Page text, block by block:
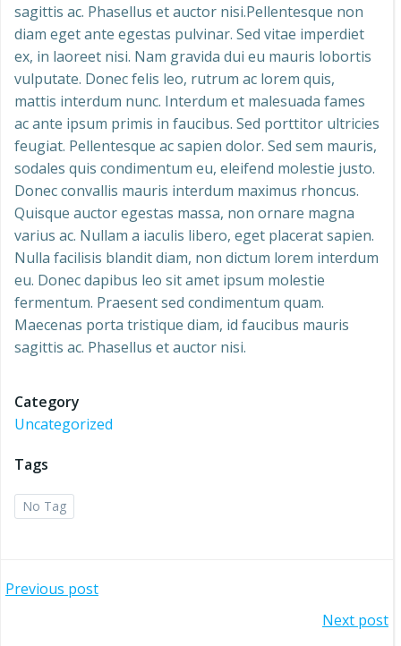
sagittis ac. Phasellus et auctor nisi.Pellentesque non
diam eget ante egestas pulvinar. Sed vitae imperdiet
ex, in laoreet nisi. Nam gravida dui eu mauris lobortis
vulputate. Donec felis leo, rutrum ac lorem quis,
mattis interdum nunc. Interdum et malesuada fames
ac ante ipsum primis in faucibus. Sed porttitor ultricies
feugiat. Pellentesque ac sapien dolor. Sed sem mauris,
sodales quis condimentum eu, eleifend molestie justo.
Donec convallis mauris interdum maximus rhoncus.
Quisque auctor egestas massa, non ornare magna
varius ac. Nullam a iaculis libero, eget placerat sapien.
Nulla facilisis blandit diam, non dictum lorem interdum
eu. Donec dapibus leo sit amet ipsum molestie
fermentum. Praesent sed condimentum quam.
Maecenas porta tristique diam, id faucibus mauris
sagittis ac. Phasellus et auctor nisi.
Category
Uncategorized
Tags
No Tag
Yazı
Previous post
Next post